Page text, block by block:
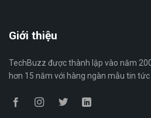
Giới thiệu
TechBuzz được thành lập vào năm
hơn 15 năm với hàng ngàn mẫu tin tức